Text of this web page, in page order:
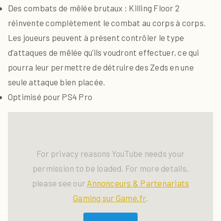
Des combats de mêlée brutaux : Killing Floor 2
réinvente complètement le combat au corps à corps.
Les joueurs peuvent à présent contrôler le type
d’attaques de mêlée qu’ils voudront effectuer, ce qui
pourra leur permettre de détruire des Zeds en une
seule attaque bien placée.
Optimisé pour PS4 Pro
For privacy reasons YouTube needs your
permission to be loaded. For more details,
please see our Annonceurs & Partenariats
Gaming sur Game.fr.